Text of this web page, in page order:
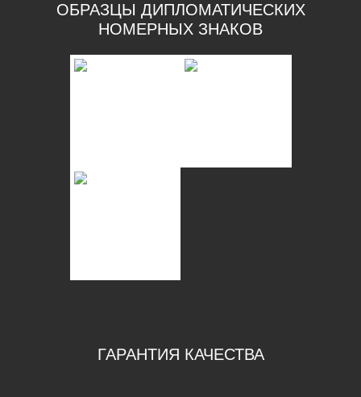
ОБРАЗЦЫ ДИПЛОМАТИЧЕСКИХ
НОМЕРНЫХ ЗНАКОВ
ГАРАНТИЯ КАЧЕСТВА